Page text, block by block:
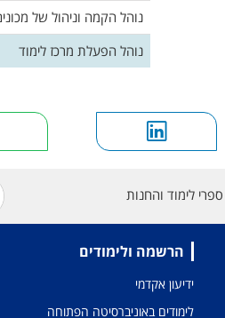
נוהל הקמה וניהול של
נוהל הפעלת מרכז לימוד
לימוד והחנות
הרשמה ולימודים
ידיעון אקדמי
לימודים באוניברסיטה הפתוחה